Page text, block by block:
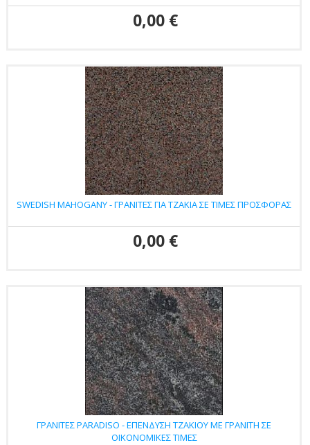
0,00 €
SWEDISH MAHOGANY - ΓΡΑΝΙΤΕΣ ΓΙΑ ΤΖΑΚΙΑ ΣΕ ΤΙΜΕΣ ΠΡΟΣΦΟΡΑΣ
0,00 €
ΓΡΑΝΙΤΕΣ PARADISO - ΕΠΕΝΔΥΣΗ ΤΖΑΚΙΟΥ ΜΕ ΓΡΑΝΙΤΗ ΣΕ
ΟΙΚΟΝΟΜΙΚΕΣ ΤΙΜΕΣ